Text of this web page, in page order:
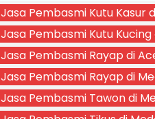
Jasa Pembasmi Kutu Kasur
Jasa Pembasmi Kutu
Jasa Pembasmi Rayap di
Jasa Pembasmi Rayap di
Jasa Pembasmi Tawon di